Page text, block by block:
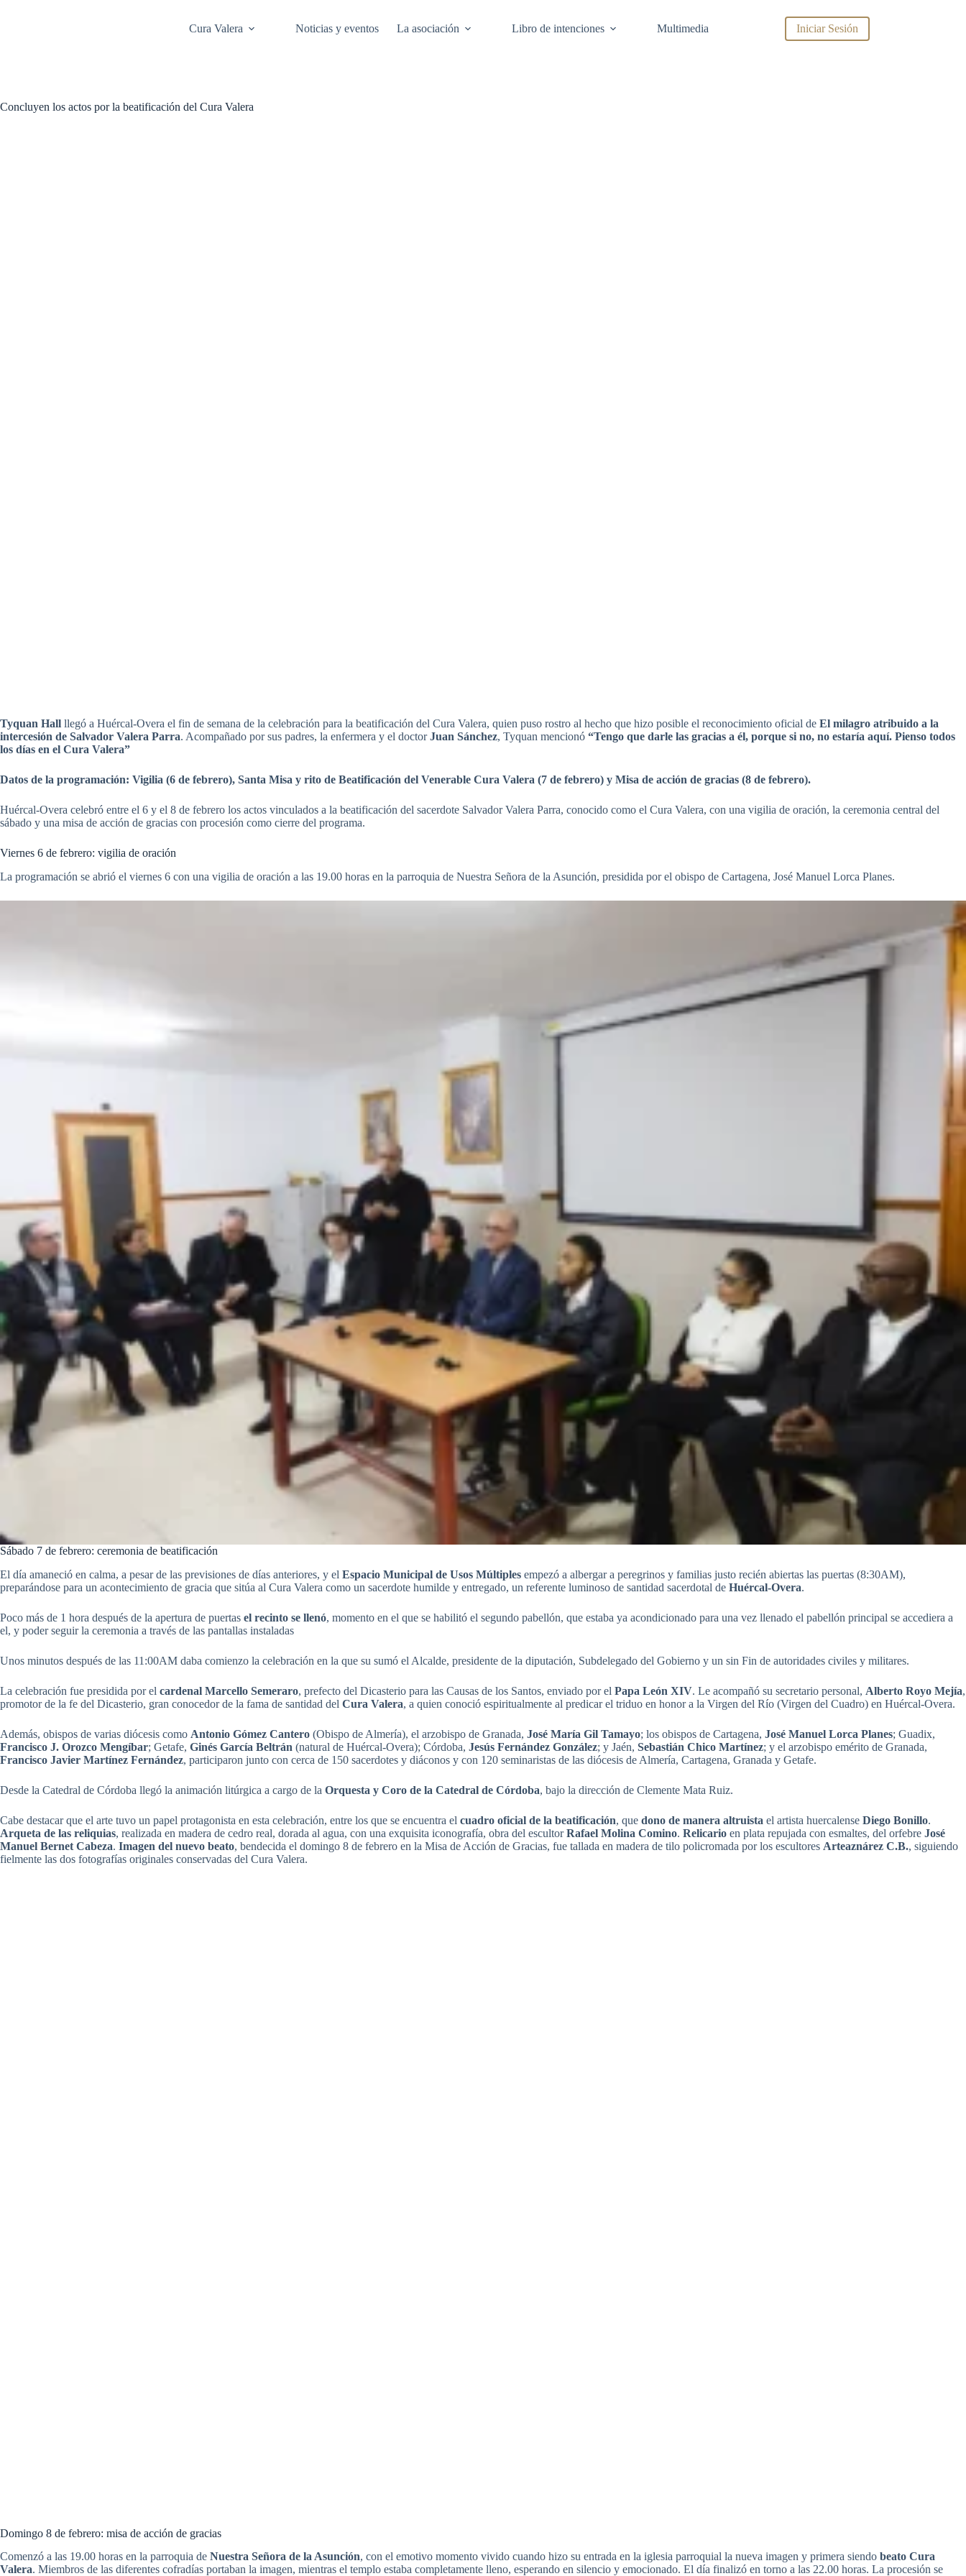
Cura Valera Noticias y eventos La asociación Libro de intenciones Multimedia Iniciar Sesión
Concluyen los actos por la beatificación del Cura Valera
Tyquan Hall llegó a Huércal-Overa el fin de semana de la celebración para la beatificación del Cura Valera, quien puso rostro al hecho que hizo posible el reconocimiento oficial de El milagro atribuido a la
intercesión de Salvador Valera Parra. Acompañado por sus padres, la enfermera y el doctorJuan Sánchez, Tyquan mencionó “Tengo que darle las gracias a él, porque si no, no estaría aquí. Pienso todos
los días en el Cura Valera”
Datos de la programación: Vigilia (6 de febrero), Santa Misa y rito de Beatificación del Venerable Cura Valera (7 de febrero) y Misa de acción de gracias (8 de febrero).
Huércal-Overa celebró entre el 6 y el 8 de febrero los actos vinculados a la beatificación del sacerdote Salvador Valera Parra, conocido como el Cura Valera, con una vigilia de oración, la ceremonia central del
sábado y una misa de acción de gracias con procesión como cierre del programa.
Viernes 6 de febrero: vigilia de oración
La programación se abrió el viernes 6 con una vigilia de oración a las 19.00 horas en la parroquia de Nuestra Señora de la Asunción, presidida por el obispo de Cartagena, José Manuel Lorca Planes.
Sábado 7 de febrero: ceremonia de beatificación
El día amaneció en calma, a pesar de las previsiones de días anteriores, y el Espacio Municipal de Usos Múltiples empezó a albergar a peregrinos y familias justo recién abiertas las puertas (8:30AM),
preparándose para un acontecimiento de gracia que sitúa al Cura Valera como un sacerdote humilde y entregado, un referente luminoso de santidad sacerdotal de Huércal-Overa.
Poco más de 1 hora después de la apertura de puertas el recinto se llenó, momento en el que se habilitó el segundo pabellón, que estaba ya acondicionado para una vez llenado el pabellón principal se accediera a
el, y poder seguir la ceremonia a través de las pantallas instaladas
Unos minutos después de las 11:00AM daba comienzo la celebración en la que su sumó el Alcalde, presidente de la diputación, Subdelegado del Gobierno y un sin Fin de autoridades civiles y militares.
La celebración fue presidida por el cardenal Marcello Semeraro, prefecto del Dicasterio para las Causas de los Santos, enviado por el Papa León XIV. Le acompañó su secretario personal, Alberto Royo Mejía,
promotor de la fe del Dicasterio, gran conocedor de la fama de santidad del Cura Valera, a quien conoció espiritualmente al predicar el triduo en honor a la Virgen del Río (Virgen del Cuadro) en Huércal-Overa.
Además, obispos de varias diócesis como Antonio Gómez Cantero (Obispo de Almería), el arzobispo de Granada, José María Gil Tamayo; los obispos de Cartagena, José Manuel Lorca Planes; Guadix,
Francisco J. Orozco Mengíbar; Getafe, Ginés García Beltrán (natural de Huércal-Overa); Córdoba, Jesús Fernández González; y Jaén, Sebastián Chico Martínez; y el arzobispo emérito de Granada,
Francisco Javier Martínez Fernández, participaron junto con cerca de 150 sacerdotes y diáconos y con 120 seminaristas de las diócesis de Almería, Cartagena, Granada y Getafe.
Desde la Catedral de Córdoba llegó la animación litúrgica a cargo de la Orquesta y Coro de la Catedral de Córdoba, bajo la dirección de Clemente Mata Ruiz.
Cabe destacar que el arte tuvo un papel protagonista en esta celebración, entre los que se encuentra el cuadro oficial de la beatificación, que dono de manera altruista el artista huercalense Diego Bonillo.
Arqueta de las reliquias, realizada en madera de cedro real, dorada al agua, con una exquisita iconografía, obra del escultorRafael Molina Comino. Relicario en plata repujada con esmaltes, del orfebre José
Manuel Bernet Cabeza. Imagen del nuevo beato, bendecida el domingo 8 de febrero en la Misa de Acción de Gracias, fue tallada en madera de tilo policromada por los escultores Arteaznárez C.B., siguiendo
fielmente las dos fotografías originales conservadas del Cura Valera.
Domingo 8 de febrero: misa de acción de gracias
Comenzó a las 19.00 horas en la parroquia de Nuestra Señora de la Asunción, con el emotivo momento vivido cuando hizo su entrada en la iglesia parroquial la nueva imagen y primera siendo beato Cura
Valera. Miembros de las diferentes cofradías portaban la imagen, mientras el templo estaba completamente lleno, esperando en silencio y emocionado. El día finalizó en torno a las 22.00 horas. La procesión se